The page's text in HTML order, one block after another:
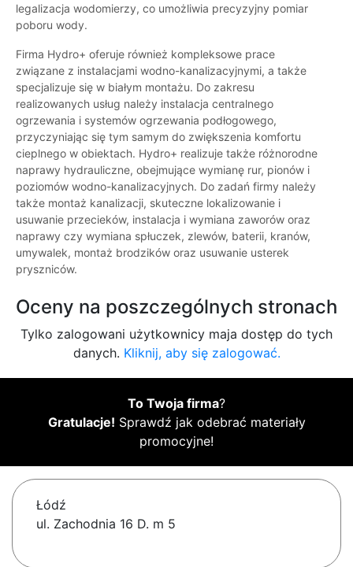
legalizacja wodomierzy, co umożliwia precyzyjny pomiar
poboru wody.
Firma Hydro+ oferuje również kompleksowe prace
związane z instalacjami wodno-kanalizacyjnymi, a także
specjalizuje się w białym montażu. Do zakresu
realizowanych usług należy instalacja centralnego
ogrzewania i systemów ogrzewania podłogowego,
przyczyniając się tym samym do zwiększenia komfortu
cieplnego w obiektach. Hydro+ realizuje także różnorodne
naprawy hydrauliczne, obejmujące wymianę rur, pionów i
poziomów wodno-kanalizacyjnych. Do zadań firmy należy
także montaż kanalizacji, skuteczne lokalizowanie i
usuwanie przecieków, instalacja i wymiana zaworów oraz
naprawy czy wymiana spłuczek, zlewów, baterii, kranów,
umywalek, montaż brodzików oraz usuwanie usterek
pryszniców.
Oceny na poszczególnych stronach
Tylko zalogowani użytkownicy maja dostęp do tych
danych. Kliknij, aby się zalogować.
To Twoja firma?
Gratulacje! Sprawdź jak odebrać materiały
promocyjne!
Łódź
ul. Zachodnia 16 D. m 5